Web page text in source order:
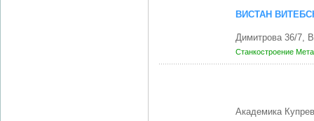
ВИСТАН
Димитрова 36/7,
Станкостроение
Академика